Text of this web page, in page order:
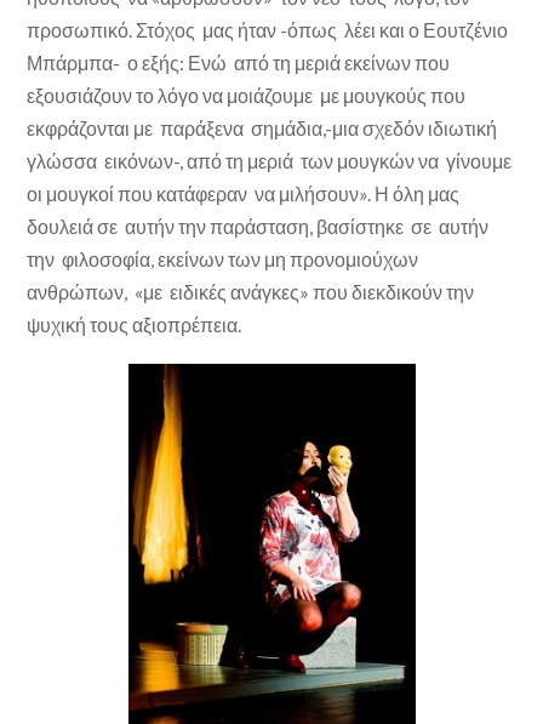
προσωπικό. Στόχος μας ήταν -όπως λέει και ο Εουτζένιο
Μπάρμπα- ο εξής: Ενώ από τη μεριά εκείνων που
εξουσιάζουν το λόγο να μοιάζουμε με μουγκούς που
εκφράζονται με παράξενα σημάδια,-μια σχεδόν ιδιωτική
γλώσσα εικόνων-, από τη μεριά των μουγκών να γίνουμε
οι μουγκοί που κατάφεραν να μιλήσουν». Η όλη μας
δουλειά σε αυτήν την παράσταση, βασίστηκε σε αυτήν
την φιλοσοφία, εκείνων των μη προνομιούχων
ανθρώπων, «με ειδικές ανάγκες» που διεκδικούν την
ψυχική τους αξιοπρέπεια.